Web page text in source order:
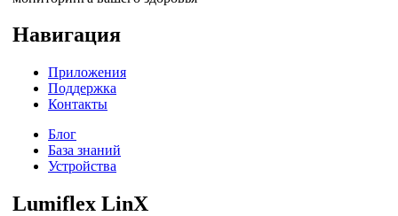
Навигация
Приложения
Поддержка
Контакты
Блог
База знаний
Устройства
Lumiflex LinX